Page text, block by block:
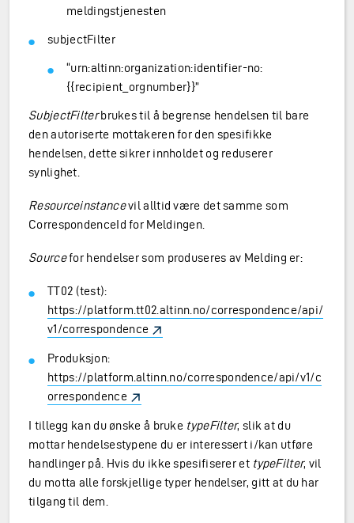
meldingstjenesten
subjectFilter
“urn:altinn:organization:identifier-no:
{{recipient_orgnumber}}”
SubjectFilterbrukes til å begrense hendelsen til bare
den autoriserte mottakeren for den spesifikke
hendelsen, dette sikrer innholdet og reduserer
synlighet.
Resourceinstancevil alltid være det samme som
CorrespondenceId for Meldingen.
Sourcefor hendelser som produseres av Melding er:
TT02 (test):
https://platform.tt02.altinn.no/correspondence/api/
v1/correspondence
Produksjon:
https://platform.altinn.no/correspondence/api/v1/c
orrespondence
I tillegg kan du ønske å bruke typeFilter, slik at du
mottar hendelsestypene du er interessert i/kan utføre
handlinger på. Hvis du ikke spesifiserer et typeFilter, vil
du motta alle forskjellige typer hendelser, gitt at du har
tilgang til dem.